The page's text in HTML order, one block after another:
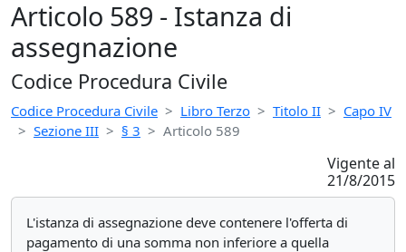
Articolo 589 - Istanza di
assegnazione
Codice Procedura Civile
Codice Procedura Civile Libro Terzo Titolo II
Capo IV
Sezione III
§ 3 Articolo 589
Vigente al
21/8/2015
L'istanza di assegnazione deve contenere l'offerta di
pagamento di una somma non inferiore a quella